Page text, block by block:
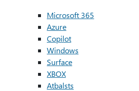
Microsoft 365
Azure
Copilot
Windows
Surface
XBOX
Atbalsts